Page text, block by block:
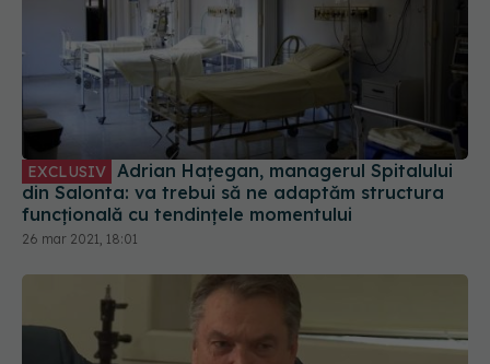
EXCLUSIV
din Salonta: va trebui să ne adaptăm structura
funcțională cu tendințele momentului
26 mar 2021, 18:01